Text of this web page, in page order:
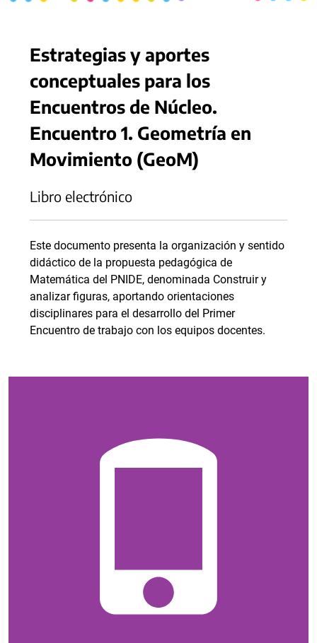
Estrategias y aportes
conceptuales para los
Encuentros de Núcleo.
Encuentro 1. Geometría en
Movimiento (GeoM)
Libro electrónico
Este documento presenta la organización y sentido
didáctico de la propuesta pedagógica de
Matemática del PNIDE, denominada Construir y
analizar figuras, aportando orientaciones
disciplinares para el desarrollo del Primer
Encuentro de trabajo con los equipos docentes.